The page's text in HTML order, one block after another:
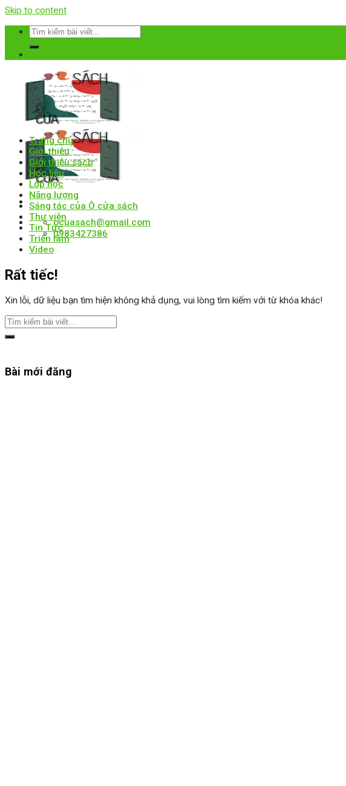
Skip to content
ocuasach@gmail.com
0983427386
Trang chủ
Giới thiệu
Giới thiệu sách
Học liệu
Lớp học
Năng lượng
Sáng tác của Ô cửa sách
Thư viện
Tin Tức
Triển lãm
Video
Rất tiếc!
Xin lỗi, dữ liệu bạn tìm hiện không khả dụng, vui lòng tìm kiếm với từ khóa khác!
Bài mới đăng